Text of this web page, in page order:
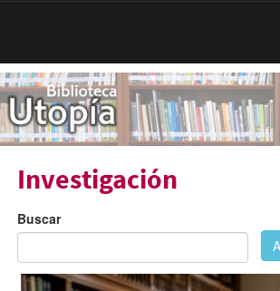
Investigación
Buscar